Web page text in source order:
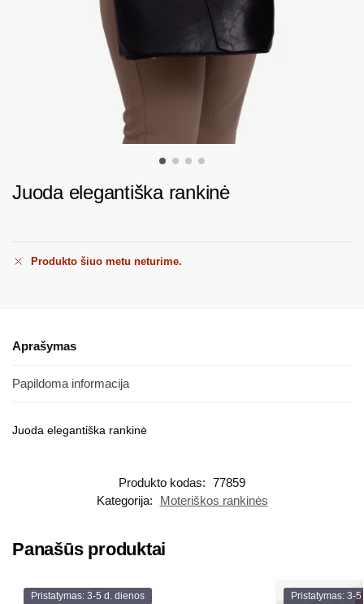
Juoda elegantiška rankinė
Produkto šiuo metu neturime.
Aprašymas
Papildoma informacija
Juoda elegantiška rankinė
Produkto kodas: 77859
Kategorija:
Moteriškos rankinės
Panašūs produktai
Pristatymas: 3-5 d. dienos Pristatymas: 3-